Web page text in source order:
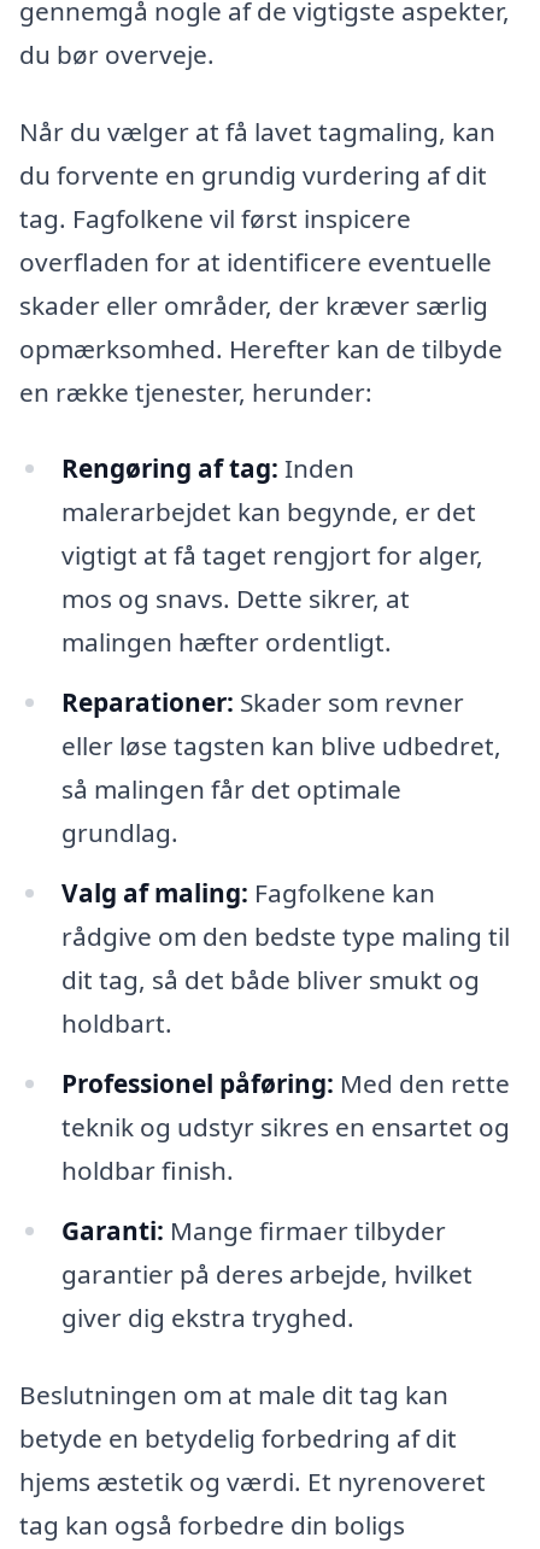
gennemgå nogle af de vigtigste aspekter,
du bør overveje.
Når du vælger at få lavet tagmaling, kan
du forvente en grundig vurdering af dit
tag. Fagfolkene vil først inspicere
overfladen for at identificere eventuelle
skader eller områder, der kræver særlig
opmærksomhed. Herefter kan de tilbyde
en række tjenester, herunder:
Rengøring af tag: Inden
malerarbejdet kan begynde, er det
vigtigt at få taget rengjort for alger,
mos og snavs. Dette sikrer, at
malingen hæfter ordentligt.
Reparationer: Skader som revner
eller løse tagsten kan blive udbedret,
så malingen får det optimale
grundlag.
Valg af maling: Fagfolkene kan
rådgive om den bedste type maling til
dit tag, så det både bliver smukt og
holdbart.
Professionel påføring: Med den rette
teknik og udstyr sikres en ensartet og
holdbar finish.
Garanti: Mange firmaer tilbyder
garantier på deres arbejde, hvilket
giver dig ekstra tryghed.
Beslutningen om at male dit tag kan
betyde en betydelig forbedring af dit
hjems æstetik og værdi. Et nyrenoveret
tag kan også forbedre din boligs